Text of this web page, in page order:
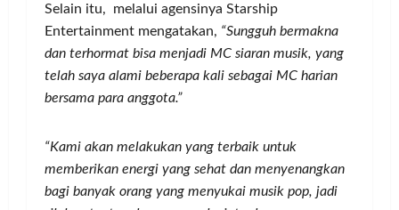
Selain itu, melalui agensinya Starship
Entertainment mengatakan, “Sungguh bermakna
dan terhormat bisa menjadi MC siaran musik, yang
telah saya alami beberapa kali sebagai MC harian
bersama para anggota.”
“Kami akan melakukan yang terbaik untuk
memberikan energi yang sehat dan menyenangkan
bagi banyak orang yang menyukai musik pop, jadi